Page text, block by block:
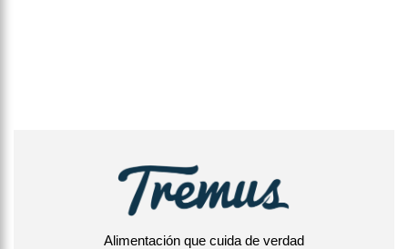
Alimentación que cuida de verdad